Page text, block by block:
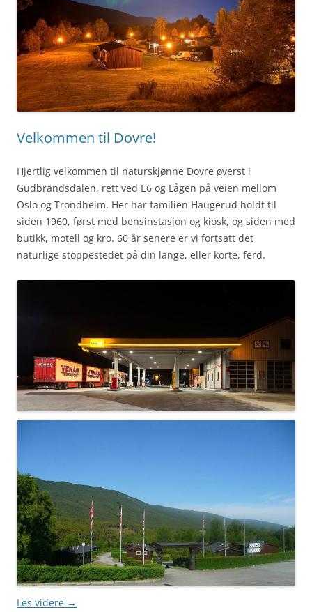
Velkommen til Dovre!
Hjertlig velkommen til naturskjønne Dovre øverst i
Gudbrandsdalen, rett ved E6 og Lågen på veien mellom
Oslo og Trondheim. Her har familien Haugerud holdt til
siden 1960, først med bensinstasjon og kiosk, og siden med
butikk, motell og kro. 60 år senere er vi fortsatt det
naturlige stoppestedet på din lange, eller korte, ferd.
Les videre →